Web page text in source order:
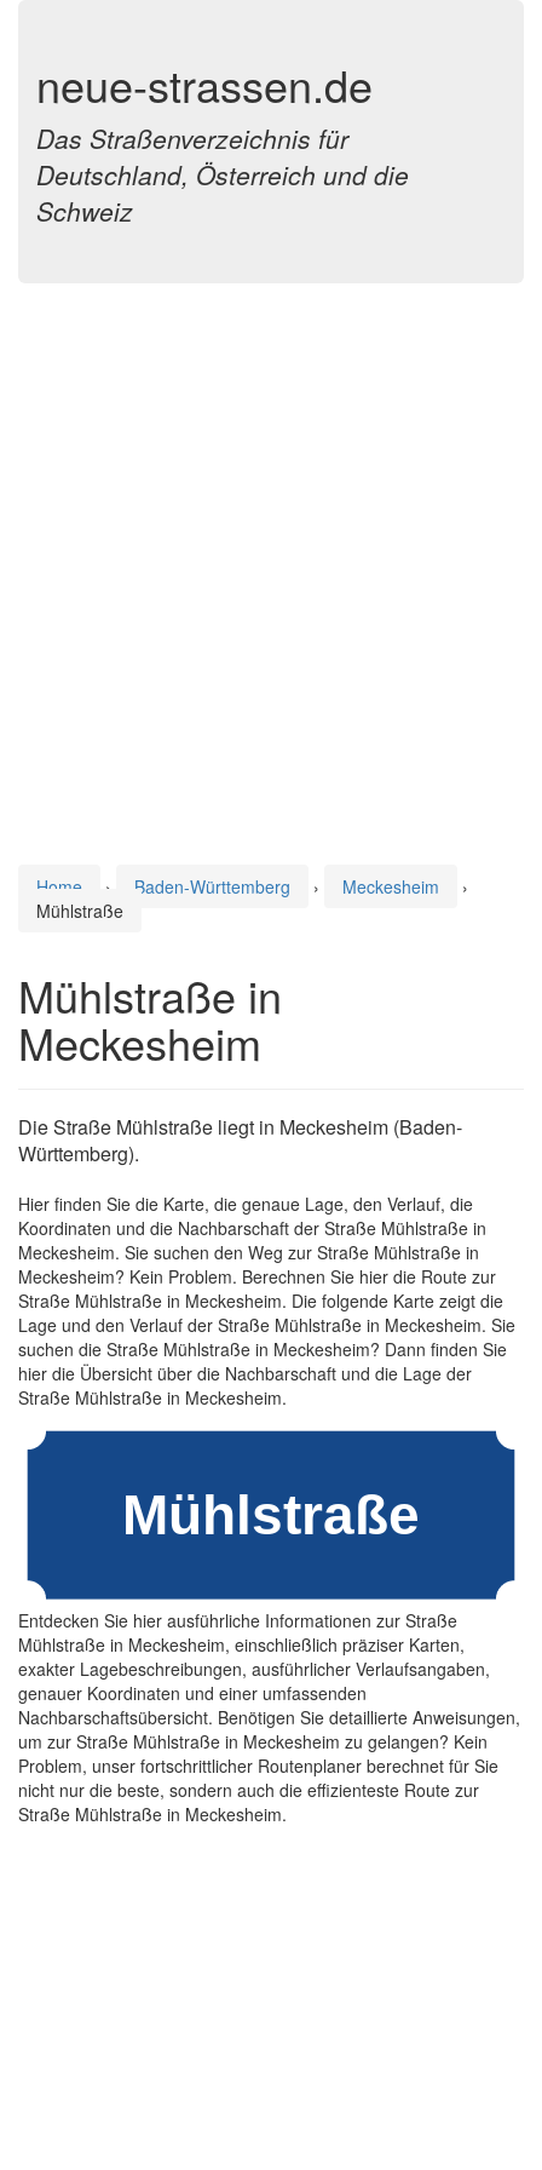
neue-strassen.de
Das Straßenverzeichnis für
Deutschland, Österreich und die
Schweiz
Home › Baden-Württemberg › Meckesheim
›
Mühlstraße
Mühlstraße in
Meckesheim
Die Straße Mühlstraße liegt in Meckesheim (Baden-
Württemberg).
Hier finden Sie die Karte, die genaue Lage, den Verlauf, die
Koordinaten und die Nachbarschaft der Straße Mühlstraße in
Meckesheim. Sie suchen den Weg zur Straße Mühlstraße in
Meckesheim? Kein Problem. Berechnen Sie hier die Route zur
Straße Mühlstraße in Meckesheim. Die folgende Karte zeigt die
Lage und den Verlauf der Straße Mühlstraße in Meckesheim. Sie
suchen die Straße Mühlstraße in Meckesheim? Dann finden Sie
hier die Übersicht über die Nachbarschaft und die Lage der
Straße Mühlstraße in Meckesheim.
Entdecken Sie hier ausführliche Informationen zur Straße
Mühlstraße in Meckesheim, einschließlich präziser Karten,
exakter Lagebeschreibungen, ausführlicher Verlaufsangaben,
genauer Koordinaten und einer umfassenden
Nachbarschaftsübersicht. Benötigen Sie detaillierte Anweisungen,
um zur Straße Mühlstraße in Meckesheim zu gelangen? Kein
Problem, unser fortschrittlicher Routenplaner berechnet für Sie
nicht nur die beste, sondern auch die effizienteste Route zur
Straße Mühlstraße in Meckesheim.